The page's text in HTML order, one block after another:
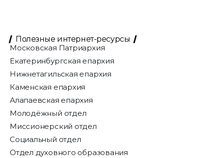
Полезные интернет-ресурсы
Московская Патриархия
Екатеринбургская епархия
Нижнетагильская епархия
Каменская епархия
Алапаевская епархия
Молодёжный отдел
Миссионерский отдел
Социальный отдел
Отдел духовного образования